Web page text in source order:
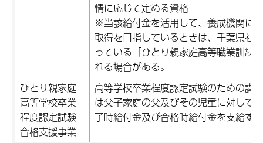
情に応じて定める資格
※当該給付金を活用して、養成機関に
取得を目指しているときは、千葉県社
っている「ひとり親家庭高等職業訓練
れる場合がある。
ひとり親家庭
高等学校卒業
程度認定試験
合格支援事業
高等学校卒業程度認定試験のための講
は父子家庭の父及びその児童に対して
了時給付金及び合格時給付金を支給す